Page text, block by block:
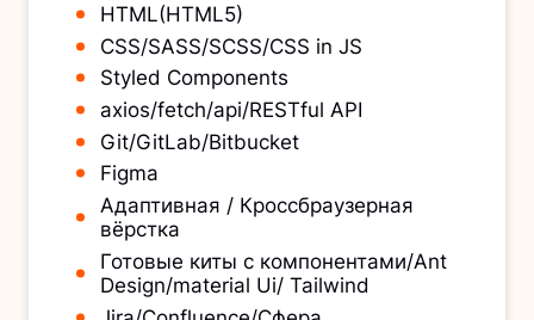
HTML(HTML5)
CSS/SASS/SCSS/CSS in JS
Styled Components
axios/fetch/api/RESTful API
Git/GitLab/Bitbucket
Figma
Адаптивная / Кроссбраузерная
вёрстка
Готовые киты с компонентами/Ant
Design/material Ui/ Tailwind